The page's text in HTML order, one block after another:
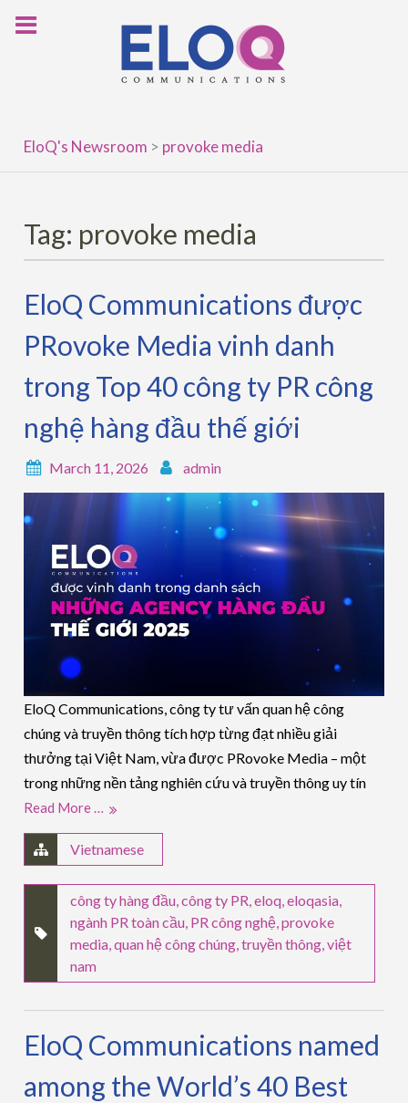
EloQ's Newsroom > provoke media
Tag: provoke media
EloQ Communications được
PRovoke Media vinh danh
trong Top 40 công ty PR công
nghệ hàng đầu thế giới
March 11, 2026 admin
EloQ Communications, công ty tư vấn quan hệ công
chúng và truyền thông tích hợp từng đạt nhiều giải
thưởng tại Việt Nam, vừa được PRovoke Media – một
trong những nền tảng nghiên cứu và truyền thông uy tín
Read More …
Vietnamese
công ty hàng đầu ,công ty PR ,eloq ,eloqasia
ngành PR toàn cầu PR công nghệ ,provoke
media ,quan hệ công chúng ,truyền thông ,việt
nam
EloQ Communications named
among the World’s 40 Best